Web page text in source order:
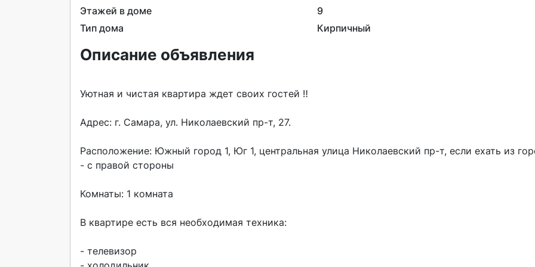
Этажей в доме
9
Тип дома
Кирпичный
Описание объявления
Уютная и чистая квартира ждет своих гостей ‼️
Адрес: г. Самара, ул. Николаевский пр-т, 27.
Расположение: Южный город 1, Юг 1, центральная улица Николаевский пр-т, если ехать из
- с правой стороны
Комнаты: 1 комната
В квартире есть вся необходимая техника:
- телевизор